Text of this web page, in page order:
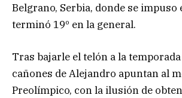
Belgrano, Serbia, donde se impuso
terminó 19º en la general.
Tras bajarle el telón a la
cañones de Alejandro apuntan al
Preolímpico, con la ilusión de